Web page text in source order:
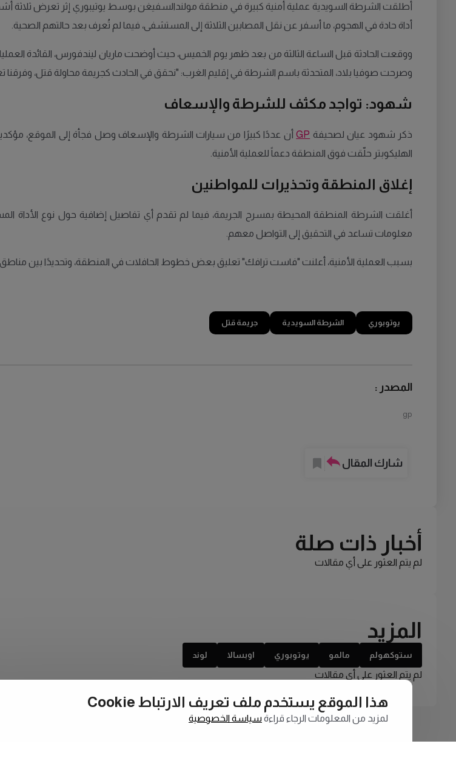
أطلقت الشرطة السويدية عملية أمنية كبيرة في منطقة مولندالسفيغن بوسط يوتيبوري إثر تعرض ثلاثة
أداة حادة في الهجوم، ما أسفر عن نقل المصابين الثلاثة إلى المستشفى، فيما لم تُعرف بعد حالتهم الصحية.
ووقعت الحادثة قبل الساعة الثالثة من بعد ظهر يوم الخميس، حيث أوضحت ماريان ليندفورس، القائدة
وصرحت صوفيا بلاد، المتحدثة باسم الشرطة في إقليم الغرب: "نحقق في الحادث كجريمة محاولة قتل، وفرقنا
شهود: تواجد مكثف للشرطة والإسعاف
ذكر شهود عيان لصحيفة GPأن عددًا كبيرًا من سيارات الشرطة والإسعاف وصل فجأة إلى الموقع،
الهليكوبتر حلّقت فوق المنطقة دعماً للعملية الأمنية.
إغلاق المنطقة وتحذيرات للمواطنين
أغلقت الشرطة المنطقة المحيطة بمسرح الجريمة، فيما لم تقدم أي تفاصيل إضافية حول نوع الأداة
معلومات تساعد في التحقيق إلى التواصل معهم.
بسبب العملية الأمنية، أعلنت "فاست ترافك" تعليق بعض خطوط الحافلات في المنطقة، وتحديدًا بين مناطق
يوتوبوري الشرطة السويدية جريمة قتل
المصدر :
gp
شارك المقال
أخبار ذات صلة
لم يتم العثور على أي مقالات
المزيد
ستوكهولم مالمو يوتوبوري اوبسالا لوند
لم يتم العثور على أي مقالات
هذا الموقع يستخدم ملف تعريف الارتباط Cookie
لمزيد من المعلومات الرجاء قراءة سياسة الخصوصية